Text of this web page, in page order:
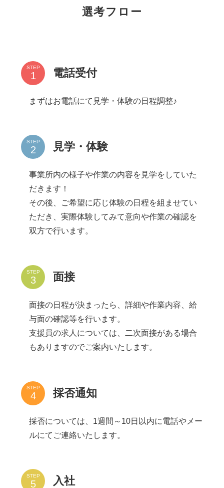
選考フロー
STEP 電話受付
まずはお電話にて見学・体験の日程調整♪
STEP 見学・体験
事業所内の様子や作業の内容を見学をしていた
だきます！
その後、ご希望に応じ体験の日程を組ませてい
ただき、実際体験してみて意向や作業の確認を
双方で行います。
STEP 面接
面接の日程が決まったら、詳細や作業内容、給
与面の確認等を行います。
支援員の求人については、二次面接がある場合
もありますのでご案内いたします。
STEP 採否通知
採否については、1週間～10日以内に電話やメー
ルにてご連絡いたします。
STEP 入社